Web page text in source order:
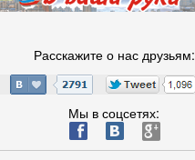
Расскажите о нас друзьям:
Мы в соцсетях:
ä æ è